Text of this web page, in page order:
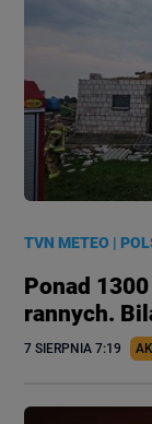
TVN METEO |
Ponad
rannych.
7 SIERPNIA 7:19